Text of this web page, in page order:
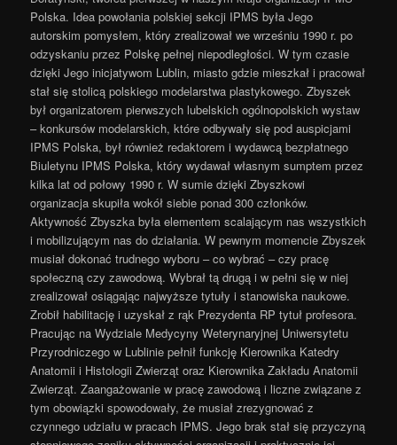
Polska. Idea powołania polskiej sekcji IPMS była Jego
autorskim pomysłem, który zrealizował we wrześniu 1990 r. po
odzyskaniu przez Polskę pełnej niepodległości. W tym czasie
dzięki Jego inicjatywom Lublin, miasto gdzie mieszkał i pracował
stał się stolicą polskiego modelarstwa plastykowego. Zbyszek
był organizatorem pierwszych lubelskich ogólnopolskich wystaw
– konkursów modelarskich, które odbywały się pod auspicjami
IPMS Polska, był również redaktorem i wydawcą bezpłatnego
Biuletynu IPMS Polska, który wydawał własnym sumptem przez
kilka lat od połowy 1990 r. W sumie dzięki Zbyszkowi
organizacja skupiła wokół siebie ponad 300 członków.
Aktywność Zbyszka była elementem scalającym nas wszystkich
i mobilizującym nas do działania. W pewnym momencie Zbyszek
musiał dokonać trudnego wyboru – co wybrać – czy pracę
społeczną czy zawodową. Wybrał tą drugą i w pełni się w niej
zrealizował osiągając najwyższe tytuły i stanowiska naukowe.
Zrobił habilitację i uzyskał z rąk Prezydenta RP tytuł profesora.
Pracując na Wydziale Medycyny Weterynaryjnej Uniwersytetu
Przyrodniczego w Lublinie pełnił funkcję Kierownika Katedry
Anatomii i Histologii Zwierząt oraz Kierownika Zakładu Anatomii
Zwierząt. Zaangażowanie w pracę zawodową i liczne związane z
tym obowiązki spowodowały, że musiał zrezygnować z
czynnego udziału w pracach IPMS. Jego brak stał się przyczyną